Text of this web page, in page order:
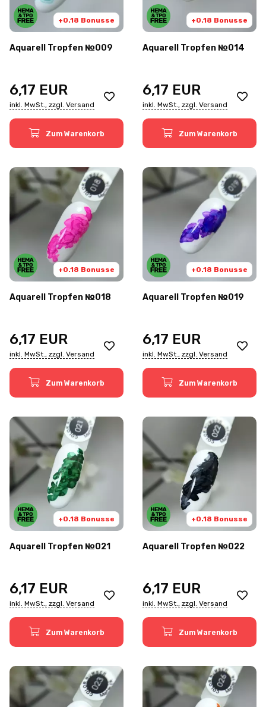
+0.18 Bonusse
Aquarell Tropfen №009
6,17 EUR
inkl. MwSt., zzgl. Versand
Zum Warenkorb
+0.18 Bonusse
Aquarell Tropfen №014
6,17 EUR
inkl. MwSt., zzgl. Versand
Zum Warenkorb
+0.18 Bonusse
Aquarell Tropfen №018
6,17 EUR
inkl. MwSt., zzgl. Versand
Zum Warenkorb
+0.18 Bonusse
Aquarell Tropfen №019
6,17 EUR
inkl. MwSt., zzgl. Versand
Zum Warenkorb
+0.18 Bonusse
Aquarell Tropfen №021
6,17 EUR
inkl. MwSt., zzgl. Versand
Zum Warenkorb
+0.18 Bonusse
Aquarell Tropfen №022
6,17 EUR
inkl. MwSt., zzgl. Versand
Zum Warenkorb